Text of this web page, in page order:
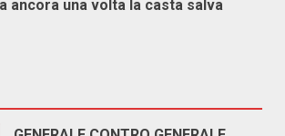
ancora una volta la casta salva